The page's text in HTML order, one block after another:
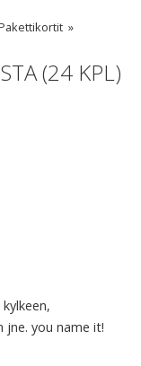
(24 KPL)
jne. you name it!